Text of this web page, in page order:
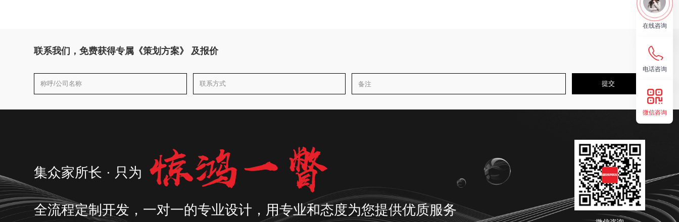
联系我们，免费获得专属《策划方案》 及报价
集众家所长 · 只为
全流程定制开发，一对一的专业设计，用专业和态度为您提供优质服务
在线咨询
电话咨询
微信咨询